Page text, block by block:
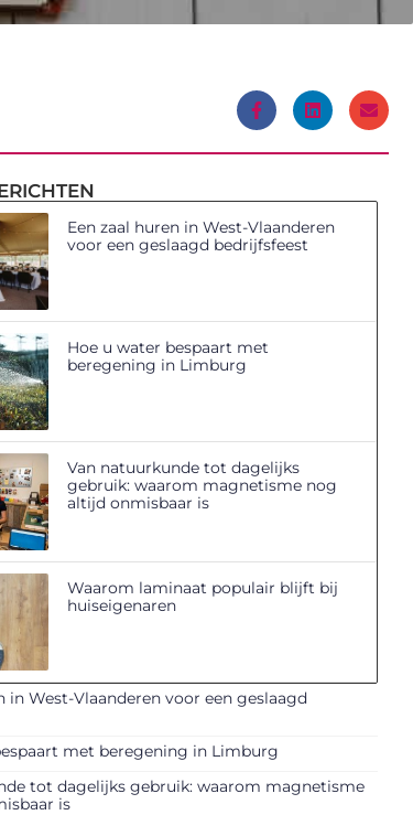
Een zaal huren in West-Vlaanderen
voor een geslaagd bedrijfsfeest
Hoe u water bespaart met
beregening in Limburg
Van natuurkunde tot dagelijks
gebruik: waarom magnetisme nog
altijd onmisbaar is
Waarom laminaat populair blijft bij
huiseigenaren
in West-Vlaanderen voor een geslaagd
met beregening in Limburg
tot dagelijks gebruik: waarom magnetisme
is